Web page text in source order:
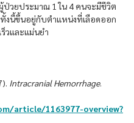
วยประมาณ 1 ใน 4 คนจะมีชีวิต
ทั้งนี้ขึ้นอยู่กับตำแหน่งที่เลือดออก
วและแม่นยำ
Intracranial Hemorrhage.
article/1163977-overview?